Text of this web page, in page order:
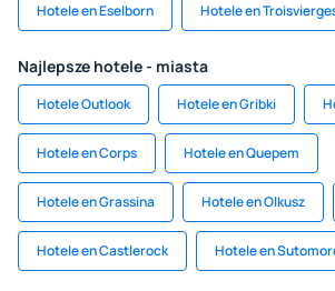
Hotele en Eselborn Hotele en
Najlepsze hotele - miasta
Hotele Outlook Hotele en Gribki
Hotele en Corps Hotele en Quepem
Hotele en Grassina Hotele en Olkusz
Hotele en Castlerock Hotele en